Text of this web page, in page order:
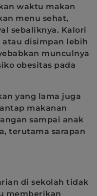
waktu makan
menu sehat,
sebaliknya. Kalori
disimpan lebih
munculnya
obesitas pada
yang lama juga
makanan
sampai anak
terutama sarapan
di sekolah tidak
memberikan